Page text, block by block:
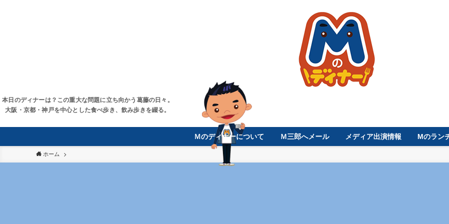
本日のディナーは？この重大な問題に立ち向かう葛藤の日々。
大阪・京都・神戸を中心とした食べ歩き、飲み歩きを綴る。
Ｍのディナーについて Ｍ三郎へメール メディア出演情報 Mのラン
ホーム